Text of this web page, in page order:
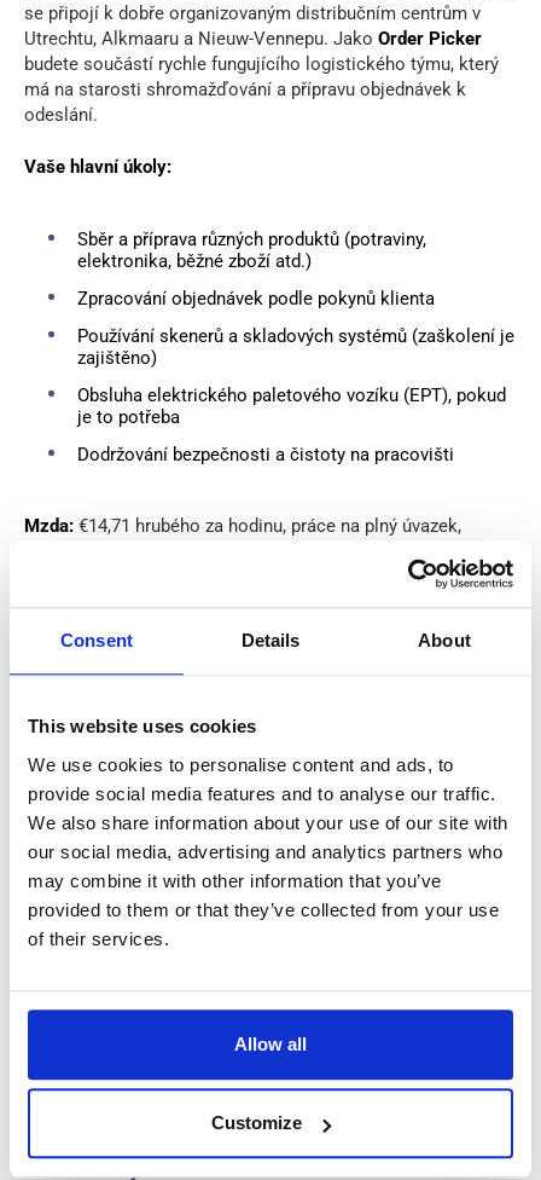
Consent Details About
This website uses cookies
We use cookies to personalise content and ads, to
provide social media features and to analyse our traffic.
We also share information about your use of our site with
our social media, advertising and analytics partners who
may combine it with other information that you’ve
provided to them or that they’ve collected from your use
of their services.
Allow all
Customize
se připojí k dobře organizovaným distribučním centrům v
Utrechtu, Alkmaaru a Nieuw-Vennepu. Jako Order Picker
budete součástí rychle fungujícího logistického týmu, který
má na starosti shromažďování a přípravu objednávek k
odeslání.
Vaše hlavní úkoly:
Sběr a příprava různých produktů (potraviny,
elektronika, běžné zboží atd.)
Zpracování objednávek podle pokynů klienta
Používání skenerů a skladových systémů (zaškolení je
zajištěno)
Obsluha elektrického paletového vozíku (EPT), pokud
je to potřeba
Dodržování bezpečnosti a čistoty na pracovišti
Mzda: €14,71 hrubého za hodinu, práce na plný úvazek,
moderním a čistém prostředí. Ubytování a místní doprava
Požadavky:
Angličtina na úrovni alespoň B1 (dobré komunikační
Předchozí zkušenost s pickingem je povinná
Řidičský průkaz výhodou (na některé pozice povinný)
Zkušenosti s EPT výhodou, ale nejsou povinné
Výpis z trestního rejstříku je nutný před příjezdem
Flexibilita pracovat na směny a v různých skladech
Zkušenosti
language Jazyk